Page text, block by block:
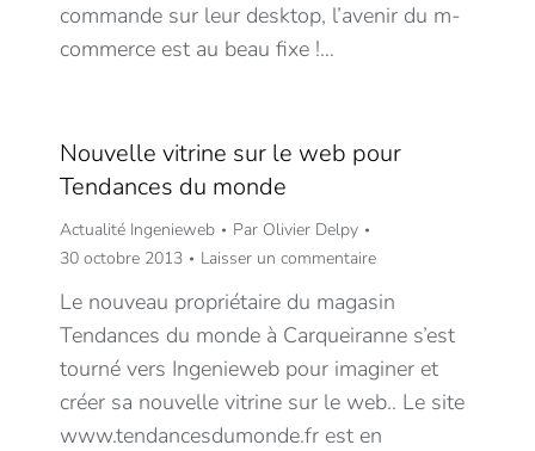
commande sur leur desktop, l’avenir du m-
commerce est au beau fixe !…
Nouvelle vitrine sur le web pour
Tendances du monde
Actualité Ingenieweb Par Olivier Delpy
30 octobre 2013
Laisser un commentaire
Le nouveau propriétaire du magasin
Tendances du monde à Carqueiranne s’est
tourné vers Ingenieweb pour imaginer et
créer sa nouvelle vitrine sur le web.. Le site
www.tendancesdumonde.fr est en